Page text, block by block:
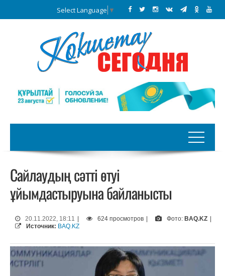
Select Language ▼
Сайлаудың сәтті өтуі
ұйымдастыруына байланысты
20.11.2022, 18:11 624 просмотров Фото: BAQ.KZ
Источник: BAQ.KZ